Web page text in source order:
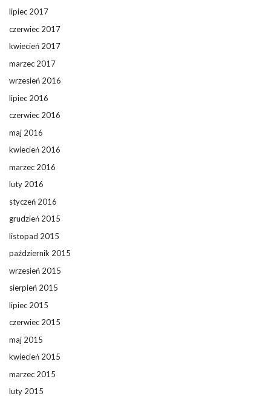
lipiec 2017
czerwiec 2017
kwiecień 2017
marzec 2017
wrzesień 2016
lipiec 2016
czerwiec 2016
maj 2016
kwiecień 2016
marzec 2016
luty 2016
styczeń 2016
grudzień 2015
listopad 2015
październik 2015
wrzesień 2015
sierpień 2015
lipiec 2015
czerwiec 2015
maj 2015
kwiecień 2015
marzec 2015
luty 2015